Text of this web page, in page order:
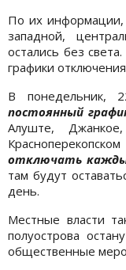
По их информации,
западной,
остались без
графики
В понедельник,
постоянный
Алуште,
отключать
там будут
день.
Местные власти
полуострова
общественные